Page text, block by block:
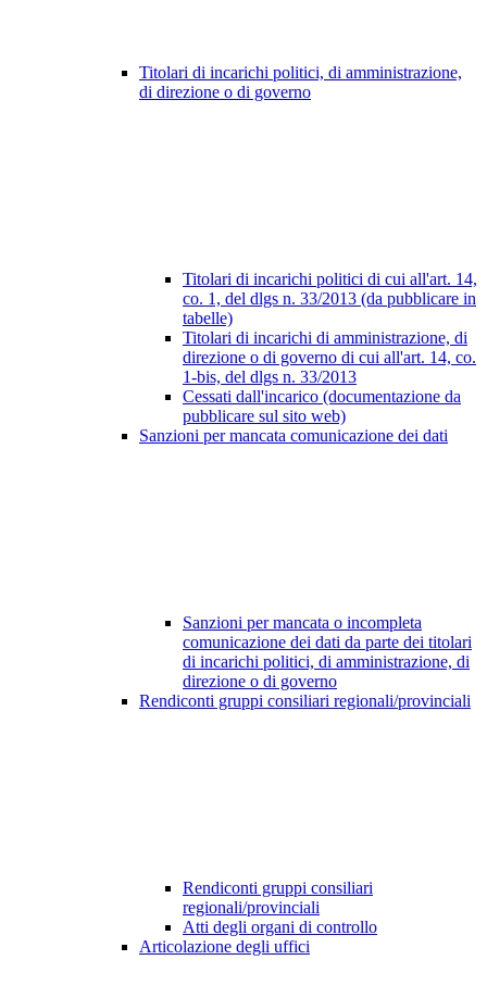
Titolari di incarichi politici, di amministrazione,
di direzione o di governo
Titolari di incarichi politici di cui all'art. 14,
co. 1, del dlgs n. 33/2013 (da pubblicare in
tabelle)
Titolari di incarichi di amministrazione, di
direzione o di governo di cui all'art. 14, co.
1-bis, del dlgs n. 33/2013
Cessati dall'incarico (documentazione da
pubblicare sul sito web)
Sanzioni per mancata comunicazione dei dati
Sanzioni per mancata o incompleta
comunicazione dei dati da parte dei titolari
di incarichi politici, di amministrazione, di
direzione o di governo
Rendiconti gruppi consiliari regionali/provinciali
Rendiconti gruppi consiliari
regionali/provinciali
Atti degli organi di controllo
Articolazione degli uffici